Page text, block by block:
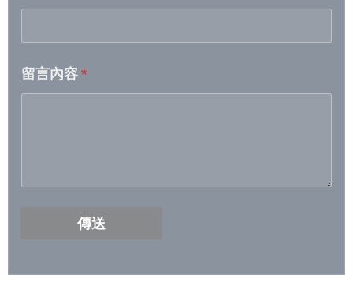
2026/4/14 – 2026/4/20
留言內容*
傳送